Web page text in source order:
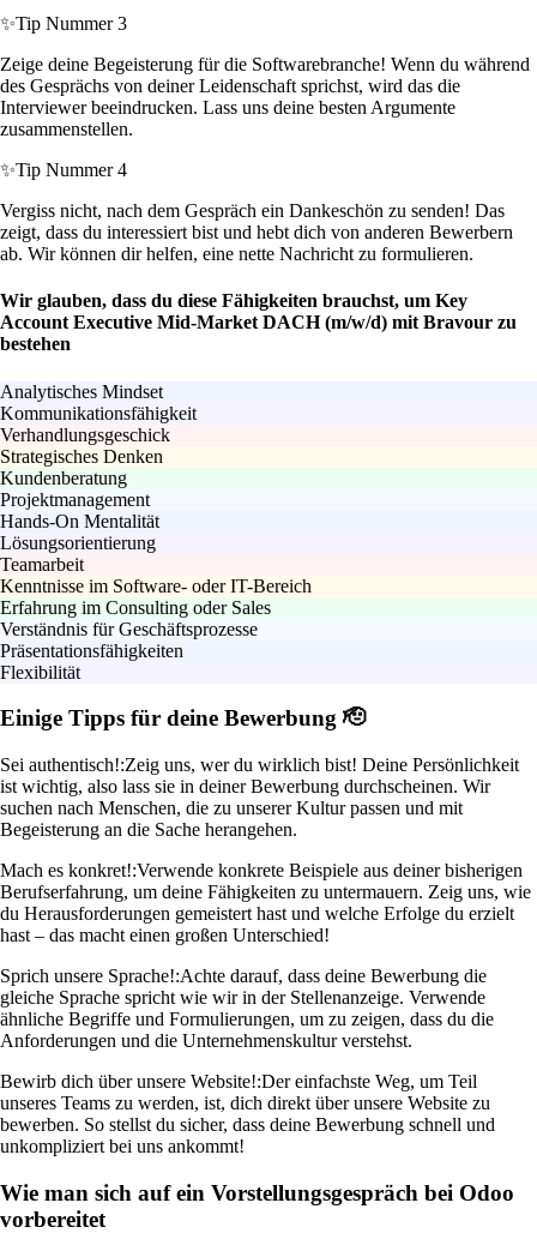
✨Tip Nummer 3
Zeige deine Begeisterung für die Softwarebranche! Wenn du während
des Gesprächs von deiner Leidenschaft sprichst, wird das die
Interviewer beeindrucken. Lass uns deine besten Argumente
zusammenstellen.
✨Tip Nummer 4
Vergiss nicht, nach dem Gespräch ein Dankeschön zu senden! Das
zeigt, dass du interessiert bist und hebt dich von anderen Bewerbern
ab. Wir können dir helfen, eine nette Nachricht zu formulieren.
Wir glauben, dass du diese Fähigkeiten brauchst, um Key
Account Executive Mid-Market DACH (m/w/d) mit Bravour zu
bestehen
Analytisches Mindset
Kommunikationsfähigkeit
Verhandlungsgeschick
Strategisches Denken
Kundenberatung
Projektmanagement
Hands-On Mentalität
Lösungsorientierung
Teamarbeit
Kenntnisse im Software- oder IT-Bereich
Erfahrung im Consulting oder Sales
Verständnis für Geschäftsprozesse
Präsentationsfähigkeiten
Flexibilität
Einige Tipps für deine Bewerbung 🫡
Sei authentisch!:Zeig uns, wer du wirklich bist! Deine Persönlichkeit
ist wichtig, also lass sie in deiner Bewerbung durchscheinen. Wir
suchen nach Menschen, die zu unserer Kultur passen und mit
Begeisterung an die Sache herangehen.
Mach es konkret!:Verwende konkrete Beispiele aus deiner bisherigen
Berufserfahrung, um deine Fähigkeiten zu untermauern. Zeig uns, wie
du Herausforderungen gemeistert hast und welche Erfolge du erzielt
hast – das macht einen großen Unterschied!
Sprich unsere Sprache!:Achte darauf, dass deine Bewerbung die
gleiche Sprache spricht wie wir in der Stellenanzeige. Verwende
ähnliche Begriffe und Formulierungen, um zu zeigen, dass du die
Anforderungen und die Unternehmenskultur verstehst.
Bewirb dich über unsere Website!:Der einfachste Weg, um Teil
unseres Teams zu werden, ist, dich direkt über unsere Website zu
bewerben. So stellst du sicher, dass deine Bewerbung schnell und
unkompliziert bei uns ankommt!
Wie man sich auf ein Vorstellungsgespräch bei Odoo
vorbereitet